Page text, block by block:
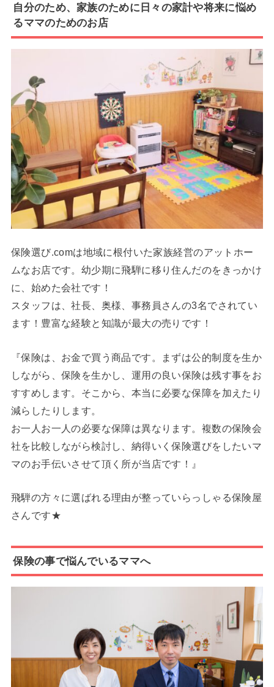
自分のため、家族のために日々の家計や将来に悩め
るママのためのお店
保険選び.comは地域に根付いた家族経営のアットホー
ムなお店です。幼少期に飛騨に移り住んだのをきっかけ
に、始めた会社です！
スタッフは、社長、奥様、事務員さんの3名でされてい
ます！豊富な経験と知識が最大の売りです！
『保険は、お金で買う商品です。まずは公的制度を生か
しながら、保険を生かし、運用の良い保険は残す事をお
すすめします。そこから、本当に必要な保障を加えたり
減らしたりします。
お一人お一人の必要な保障は異なります。複数の保険会
社を比較しながら検討し、納得いく保険選びをしたいマ
マのお手伝いさせて頂く所が当店です！』
飛騨の方々に選ばれる理由が整っていらっしゃる保険屋
さんです★
保険の事で悩んでいるママへ